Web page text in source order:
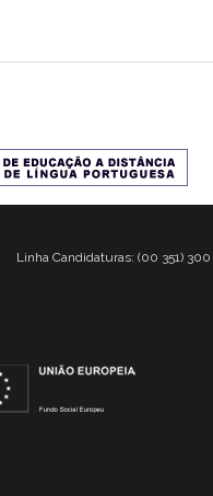
Linha Candidaturas: (00 351)